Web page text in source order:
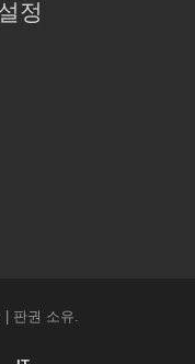
정
| 판권 소유.